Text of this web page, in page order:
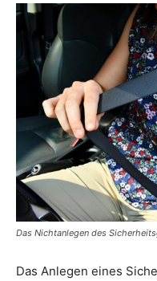
Das Nichtanlegen des
Das Anlegen eines